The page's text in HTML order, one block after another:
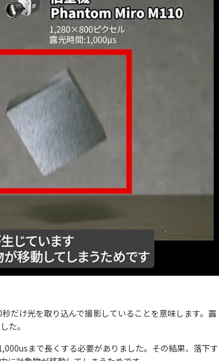
だけ光を取り込んで撮影していることを意味します。露
た。
まで長くする必要がありました。その結果、落下す